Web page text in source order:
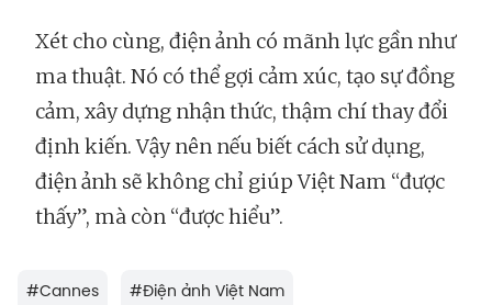
Xét cho cùng, điện ảnh có mãnh lực gần như
ma thuật. Nó có thể gợi cảm xúc, tạo sự đồng
cảm, xây dựng nhận thức, thậm chí thay đổi
định kiến. Vậy nên nếu biết cách sử dụng,
điện ảnh sẽ không chỉ giúp Việt Nam “được
thấy”, mà còn “được hiểu”.
#Cannes #Điện ảnh Việt Nam